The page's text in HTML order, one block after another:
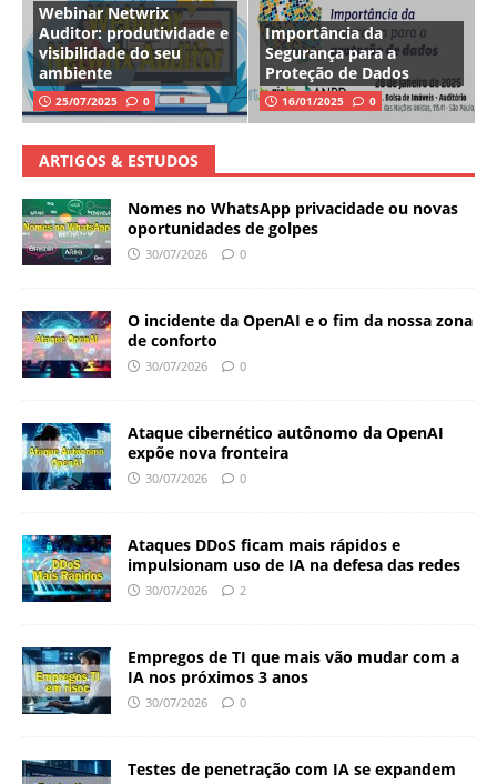
Webinar Netwrix
Auditor: produtividade e
visibilidade do seu
ambiente
25/07/2025 0
Importância da
Segurança para a
Proteção de Dados
16/01/2025 0
ARTIGOS & ESTUDOS
Nomes no WhatsApp privacidade ou novas
oportunidades de golpes
30/07/2026 0
O incidente da OpenAI e o fim da nossa zona
de conforto
30/07/2026 0
Ataque cibernético autônomo da OpenAI
expõe nova fronteira
30/07/2026 0
Ataques DDoS ficam mais rápidos e
impulsionam uso de IA na defesa das redes
30/07/2026 2
Empregos de TI que mais vão mudar com a
IA nos próximos 3 anos
30/07/2026 0
Testes de penetração com IA se expandem